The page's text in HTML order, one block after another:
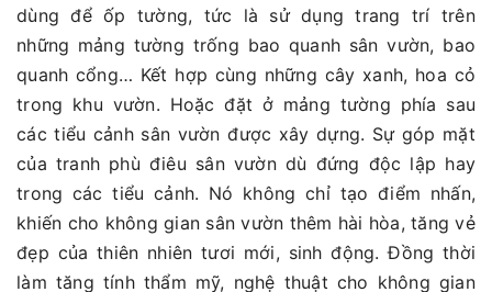
dùng để ốp tường, tức là sử dụng trang trí trên
những mảng tường trống bao quanh sân vườn, bao
quanh cổng… Kết hợp cùng những cây xanh, hoa cỏ
trong khu vườn. Hoặc đặt ở mảng tường phía sau
các tiểu cảnh sân vườn được xây dựng. Sự góp mặt
của tranh phù điêu sân vườn dù đứng độc lập hay
trong các tiểu cảnh. Nó không chỉ tạo điểm nhấn,
khiến cho không gian sân vườn thêm hài hòa, tăng vẻ
đẹp của thiên nhiên tươi mới, sinh động. Đồng thời
làm tăng tính thẩm mỹ, nghệ thuật cho không gian